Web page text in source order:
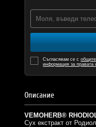
Съгласявам се с
информация за правата
Описание
VEMOHERB®
Сух екстракт от